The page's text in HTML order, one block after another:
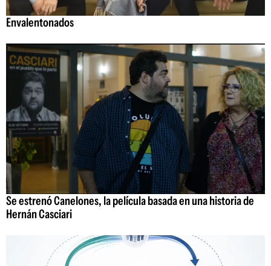
Envalentonados
Se estrenó Canelones, la película basada en una historia de
Hernán Casciari